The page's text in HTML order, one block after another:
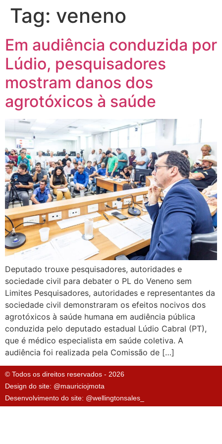
Tag: veneno
Em audiência conduzida por
Lúdio, pesquisadores
mostram danos dos
agrotóxicos à saúde
Deputado trouxe pesquisadores, autoridades e
sociedade civil para debater o PL do Veneno sem
Limites Pesquisadores, autoridades e representantes da
sociedade civil demonstraram os efeitos nocivos dos
agrotóxicos à saúde humana em audiência pública
conduzida pelo deputado estadual Lúdio Cabral (PT),
que é médico especialista em saúde coletiva. A
audiência foi realizada pela Comissão de […]
© Todos os direitos reservados - 2026
Design do site: @mauriciojmota
Desenvolvimento do site: @wellingtonsales_